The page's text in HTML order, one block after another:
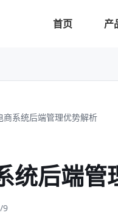
首页 产
商系统后端管理优势解析
统后端管
9